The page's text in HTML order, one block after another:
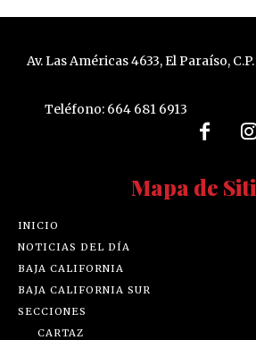
Av. Las Américas 4633, El Paraíso,
Teléfono: 664 681 6913
Mapa de
INICIO
NOTICIAS DEL DÍA
BAJA CALIFORNIA
BAJA CALIFORNIA SUR
SECCIONES
CARTAZ